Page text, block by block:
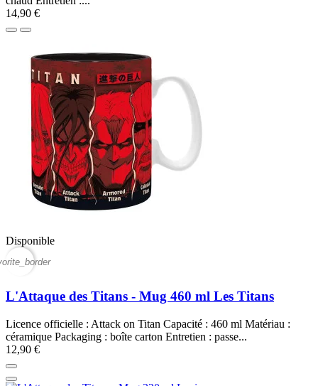
14,90 €
Disponible
L'Attaque des Titans - Mug 460 ml Les Titans
Licence officielle : Attack on Titan Capacité : 460 ml Matériau :
céramique Packaging : boîte carton Entretien : passe...
12,90 €